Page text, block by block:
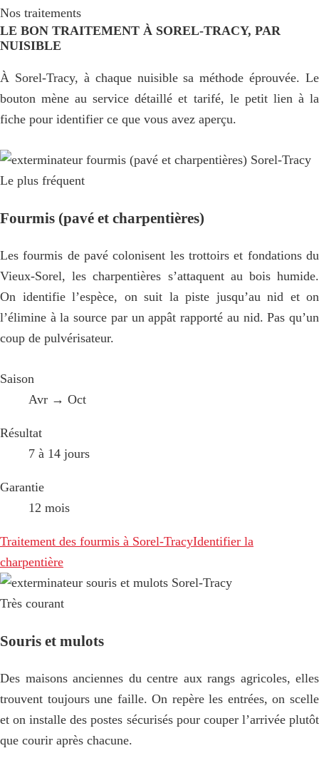
Nos traitements
LE BON TRAITEMENT À SOREL-TRACY, PAR
NUISIBLE
À Sorel-Tracy, à chaque nuisible sa méthode éprouvée. Le
bouton mène au service détaillé et tarifé, le petit lien à la
fiche pour identifier ce que vous avez aperçu.
Le plus fréquent
Fourmis (pavé et charpentières)
Les fourmis de pavé colonisent les trottoirs et fondations du
Vieux-Sorel, les charpentières s’attaquent au bois humide.
On identifie l’espèce, on suit la piste jusqu’au nid et on
l’élimine à la source par un appât rapporté au nid. Pas qu’un
coup de pulvérisateur.
Saison
Avr → Oct
Résultat
7 à 14 jours
Garantie
12 mois
Traitement des fourmis à Sorel-TracyIdentifier la
charpentière
Très courant
Souris et mulots
Des maisons anciennes du centre aux rangs agricoles, elles
trouvent toujours une faille. On repère les entrées, on scelle
et on installe des postes sécurisés pour couper l’arrivée plutôt
que courir après chacune.